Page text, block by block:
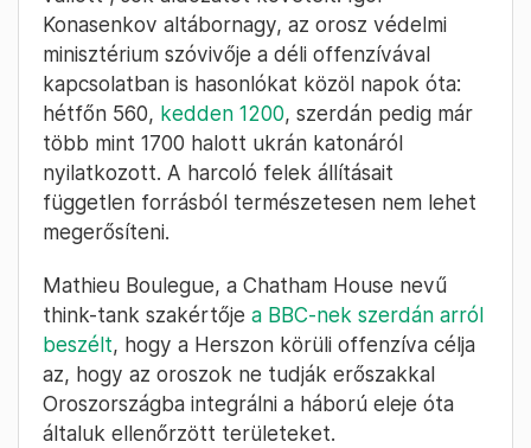
Konasenkov altábornagy, az orosz védelmi
minisztérium szóvivője a déli offenzívával
kapcsolatban is hasonlókat közöl napok óta:
hétfőn 560, kedden 1200, szerdán pedig már
több mint 1700 halott ukrán katonáról
nyilatkozott. A harcoló felek állításait
független forrásból természetesen nem lehet
megerősíteni.
Mathieu Boulegue, a Chatham House nevű
think-tank szakértője a BBC-nek szerdán arról
beszélt, hogy a Herszon körüli offenzíva célja
az, hogy az oroszok ne tudják erőszakkal
Oroszországba integrálni a háború eleje óta
általuk ellenőrzött területeket.